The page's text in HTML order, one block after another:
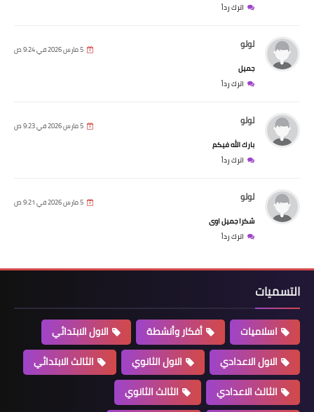
اترك رداً
لولو 5 مارس 2026 في 9:24 ص
جميل
اترك رداً
لولو 5 مارس 2026 في 9:23 ص
بارك الله فيكم
اترك رداً
لولو 5 مارس 2026 في 9:21 ص
شكرا جميل اوى
اترك رداً
التسميات
اسلاميات أفكار وأنشطة
الاول الابتدائي
الاول الاعدادي
الاول الثانوي
الثالث الابتدائي
الثالث الاعدادي
الثالث الثانوي